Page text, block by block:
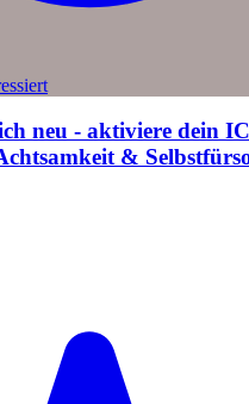
neu - aktiviere dein
&